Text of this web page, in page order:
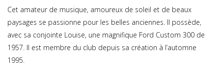
Cet amateur de musique, amoureux de soleil et de beaux
paysages se passionne pour les belles anciennes. Il possède,
avec sa conjointe Louise, une magnifique Ford Custom 300 de
1957. Il est membre du club depuis sa création à l’automne
1995.